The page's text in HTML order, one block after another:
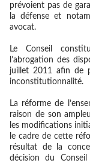
prévoient pas de
la défense et
avocat.
Le Conseil
l’abrogation des
juillet 2011 afin de
inconstitutionnalité.
La réforme de
raison de son
les modifications
le cadre de cette
résultat de la
décision du